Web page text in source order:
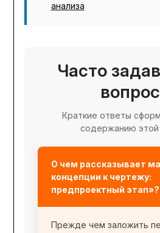
анализа
Часто
Краткие ответы
содержанию этой
О чем рассказывает
концепции к чертежу:
предпроектный этап»?
Прежде чем заложить